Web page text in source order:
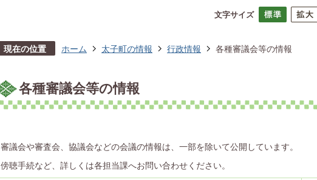
文字サイズ
現在の位置 ホーム 太子町の情報 行政情報 各種審議会等の情報
各種審議会等の情報
審議会や審査会、協議会などの会議の情報は、一部を除いて公開しています。
傍聴手続など、詳しくは各担当課へお問い合わせください。